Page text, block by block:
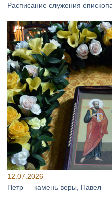
Расписание служения
12.07.2026
Петр — камень веры, Павел —